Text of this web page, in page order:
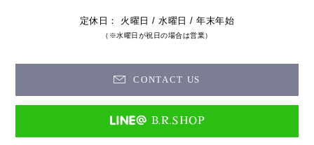
定休日： 火曜日 / 水曜日 / 年末年始
（※水曜日が祝日の場合は営業）
CONTACT US